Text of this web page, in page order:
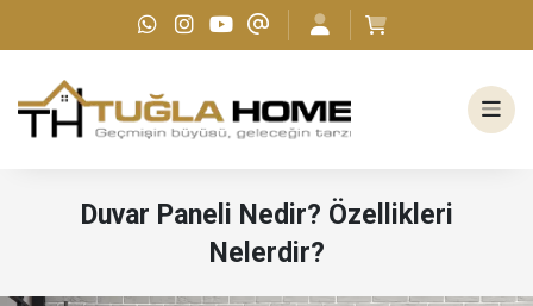
Duvar Paneli Nedir? Özellikleri
Nelerdir?